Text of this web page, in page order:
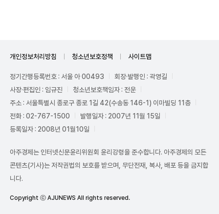
개인정보처리방침 청소년보호정책 사이트맵
정기간행등록번호 : 서울 아 00493
회장·발행인 : 곽영길
사장·편집인 : 임규진
청소년보호책임자 : 전운
주소 : 서울특별시 종로구 종로 1길 42(수송동 146-1) 이마빌딩 11층
전화 : 02-767-1500
발행일자 : 2007년 11월 15일
등록일자 : 2008년 01월10일
아주경제는 인터넷신문윤리위원회 윤리강령을 준수합니다. 아주경제의 모든
콘텐츠(기사)는 저작권법의 보호를 받으며, 무단전재, 복사, 배포 등을 금지합
니다.
Copyright ⓒ AJUNEWS All rights reserved.